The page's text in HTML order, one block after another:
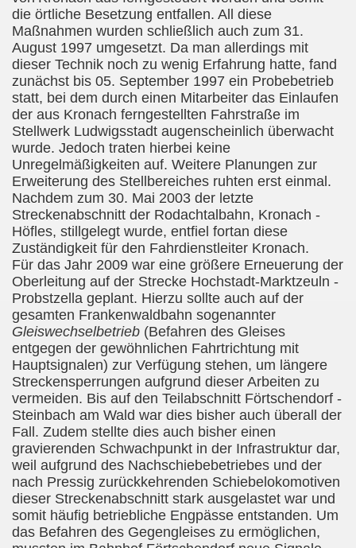
die örtliche Besetzung entfallen. All diese
Maßnahmen wurden schließlich auch zum 31.
August 1997 umgesetzt. Da man allerdings mit
dieser Technik noch zu wenig Erfahrung hatte, fand
zunächst bis 05. September 1997 ein Probebetrieb
statt, bei dem durch einen Mitarbeiter das Einlaufen
der aus Kronach ferngestellten Fahrstraße im
Stellwerk Ludwigsstadt augenscheinlich überwacht
wurde. Jedoch traten hierbei keine
Unregelmäßigkeiten auf. Weitere Planungen zur
Erweiterung des Stellbereiches ruhten erst einmal.
Nachdem zum 30. Mai 2003 der letzte
Streckenabschnitt der Rodachtalbahn, Kronach -
Höfles, stillgelegt wurde, entfiel fortan diese
Zuständigkeit für den Fahrdienstleiter Kronach.
Für das Jahr 2009 war eine größere Erneuerung der
Oberleitung auf der Strecke Hochstadt-Marktzeuln -
Probstzella geplant. Hierzu sollte auch auf der
gesamten Frankenwaldbahn sogenannter
Gleiswechselbetrieb (Befahren des Gleises
entgegen der gewöhnlichen Fahrtrichtung mit
Hauptsignalen) zur Verfügung stehen, um längere
Streckensperrungen aufgrund dieser Arbeiten zu
vermeiden. Bis auf den Teilabschnitt Förtschendorf -
Steinbach am Wald war dies bisher auch überall der
Fall. Zudem stellte dies auch bisher einen
gravierenden Schwachpunkt in der Infrastruktur dar,
weil aufgrund des Nachschiebebetriebes und der
nach Pressig zurückkehrenden Schiebelokomotiven
dieser Streckenabschnitt stark ausgelastet war und
somit häufig betriebliche Engpässe entstanden. Um
das Befahren des Gegengleises zu ermöglichen,